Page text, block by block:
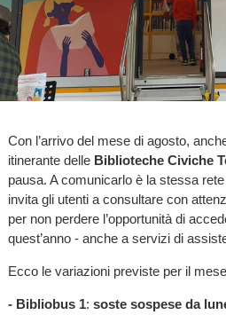
Con l’arrivo del mese di agosto,
itinerante delle Biblioteche Civiche
pausa. A comunicarlo è la stessa
invita gli utenti a consultare con
per non perdere l’opportunità di
quest’anno - anche a servizi di
Ecco le variazioni previste per il
- Bibliobus 1: soste sospese da